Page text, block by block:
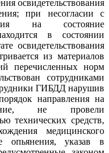
освидетельствования
при несогласии с
на состояние
в состоянии
освидетельствования
из материалов
перечисленных норм
сотрудниками
ГИБДД нарушив
направления на
не провели
технических средств,
медицинского
опьянения, указав в